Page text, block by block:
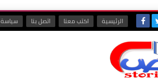
الرئيسية اكتب معنا اتصل بنا